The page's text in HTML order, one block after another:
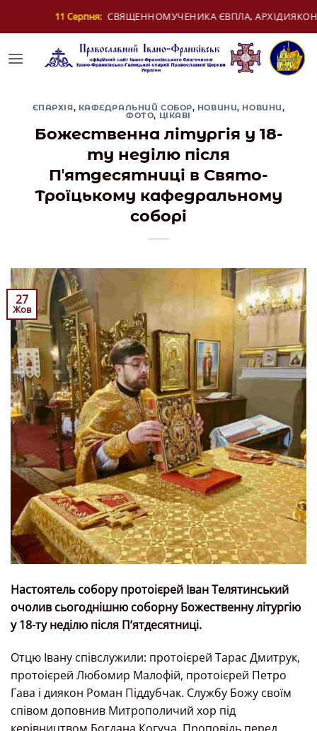
ЄВПЛА, АРХІДИЯКОНА 12 Серпня:
ЄПАРХІЯ, КАФЕДРАЛЬНИЙ СОБОР, НОВИНИ, НОВИНИ,
ФОТО, ЦІКАВІ
Божественна літургія у 18-
ту неділю після
Пʼятдесятниці в Свято-
Троїцькому кафедральному
соборі
27
Жов
Настоятель собору протоієрей Іван Телятинський
очолив сьогоднішню соборну Божественну літургію
у 18-ту неділю після Пʼятдесятниці.
Отцю Івану співслужили: протоієрей Тарас Дмитрук,
протоієрей Любомир Малофій, протоієрей Петро
Гава і диякон Роман Піддубчак. Службу Божу своїм
співом доповнив Митрополичий хор під